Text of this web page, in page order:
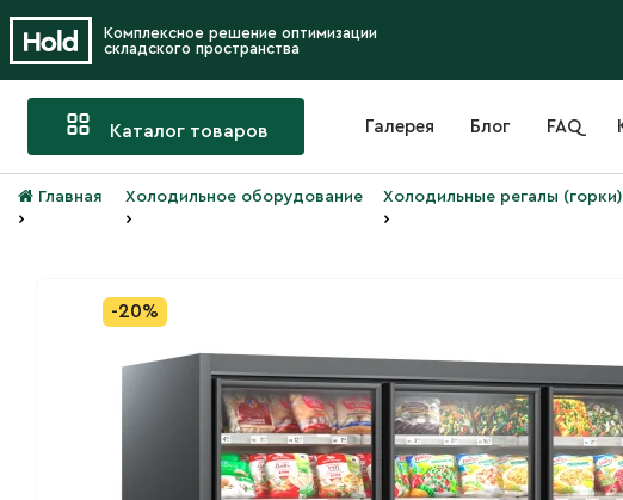
Комплексное решение оптимизации
складского пространства
Каталог товаров Галерея Блог FAQ
Главная
›
Холодильное оборудование
›
Холодильные регалы (горки)
›
-20%